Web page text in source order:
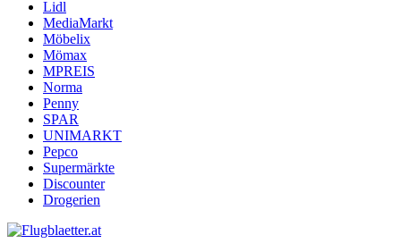
Lidl
MediaMarkt
Möbelix
Mömax
MPREIS
Norma
Penny
SPAR
UNIMARKT
Pepco
Supermärkte
Discounter
Drogerien